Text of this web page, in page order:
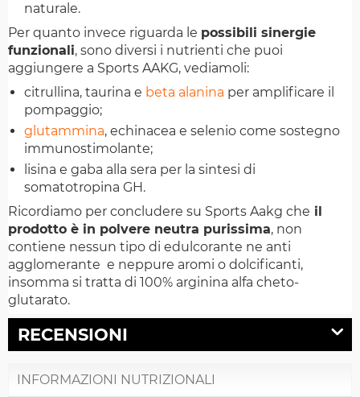
naturale.
Per quanto invece riguarda le possibili sinergie
funzionali, sono diversi i nutrienti che puoi
aggiungere a Sports AAKG, vediamoli:
citrullina, taurina e beta alanina per amplificare il
pompaggio;
glutammina, echinacea e selenio come sostegno
immunostimolante;
lisina e gaba alla sera per la sintesi di
somatotropina GH.
Ricordiamo per concludere su Sports Aakg che il
prodotto è in polvere neutra purissima, non
contiene nessun tipo di edulcorante ne anti
agglomerante e neppure aromi o dolcificanti,
insomma si tratta di 100% arginina alfa cheto-
glutarato.
RECENSIONI
INFORMAZIONI NUTRIZIONALI